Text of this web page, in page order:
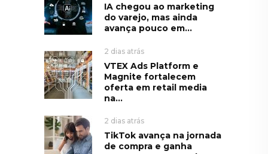
IA chegou ao marketing
do varejo, mas ainda
avança pouco em...
2 dias atrás
VTEX Ads Platform e
Magnite fortalecem
oferta em retail media
na...
2 dias atrás
TikTok avança na jornada
de compra e ganha